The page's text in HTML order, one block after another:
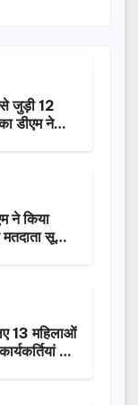
से जुड़ी 12
डीएम ने
ने किया
सूची
13 महिलाओं
भी